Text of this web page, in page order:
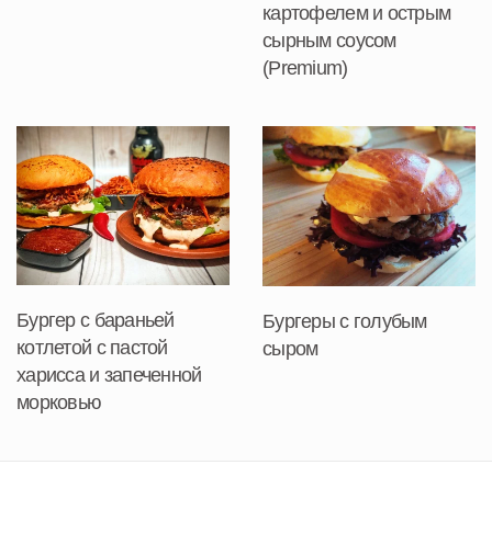
картофелем и острым
сырным соусом
(Premium)
Бургер с бараньей
котлетой с пастой
харисса и запеченной
морковью
Бургеры с голубым
сыром